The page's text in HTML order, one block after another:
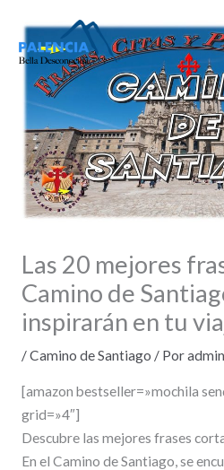
contenido
Las 20 mejores
Camino de
inspirarán en tu
/Camino de Santiago / Por
[amazon bestseller=»mochila
grid=»4″]
Descubre las mejores frases
En el Camino de Santiago, se